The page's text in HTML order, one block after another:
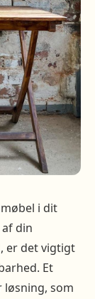
i dit
din
er det vigtigt
Et
som